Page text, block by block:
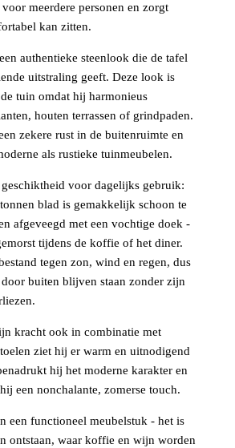
meerdere personen en zorgt
kan zitten.
authentieke steenlook die de tafel
uitstraling geeft. Deze look is
tuin omdat hij harmonieus
houten terrassen of grindpaden.
zekere rust in de buitenruimte en
als rustieke tuinmeubelen.
voor dagelijks gebruik:
blad is gemakkelijk schoon te
afgeveegd met een vochtige doek -
tijdens de koffie of het diner.
tegen zon, wind en regen, dus
buiten blijven staan zonder zijn
kracht ook in combinatie met
ziet hij er warm en uitnodigend
hij het moderne karakter en
een nonchalante, zomerse touch.
een functioneel meubelstuk - het is
ontstaan, waar koffie en wijn worden